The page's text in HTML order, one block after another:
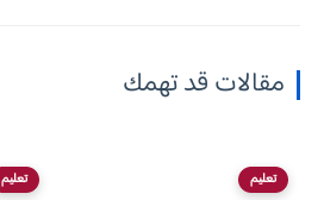
مقالات قد تهمك
تعليم تعليم